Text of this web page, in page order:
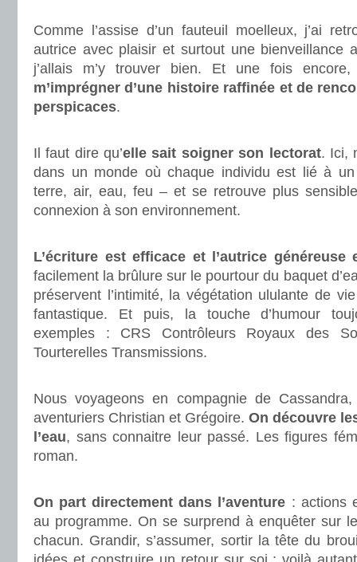
Comme l’assise d’un fauteuil moelleux, j’ai
autrice avec plaisir et surtout une bienveillance
j’allais m’y trouver bien. Et une fois encore,
m’imprégner d’une histoire raffinée et de
perspicaces.
Il faut dire qu’elle sait soigner son lectorat. Ici,
dans un monde où chaque individu est lié à
terre, air, eau, feu – et se retrouve plus
connexion à son environnement.
L’écriture est efficace et l’autrice généreuse
facilement la brûlure sur le pourtour du baquet
préservent l’intimité, la végétation ululante de
fantastique. Et puis, la touche d’humour
exemples : CRS Contrôleurs Royaux des
Tourterelles Transmissions.
Nous voyageons en compagnie de
aventuriers Christian et Grégoire. On découvre
l’eau, sans connaitre leur passé. Les figures
roman.
On part directement dans l’aventure : actions
au programme. On se surprend à enquêter sur
chacun. Grandir, s’assumer, sortir la tête du